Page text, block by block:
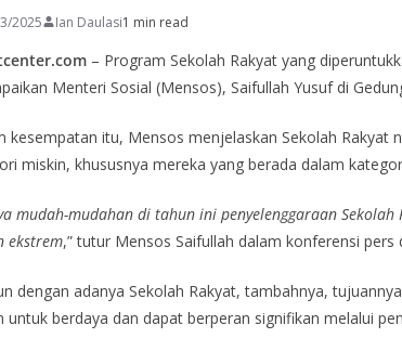
2025 Ian Daulasi1 min read
– Program Sekolah Rakyat yang
Menteri Sosial (Mensos), Saifullah Yusuf di
kesempatan itu, Mensos menjelaskan Sekolah
miskin, khususnya mereka yang berada dalam
mudah-mudahan di tahun ini penyelenggaraan
ekstrem,” tutur Mensos Saifullah dalam konferensi
dengan adanya Sekolah Rakyat, tambahnya,
untuk berdaya dan dapat berperan signifikan melalui